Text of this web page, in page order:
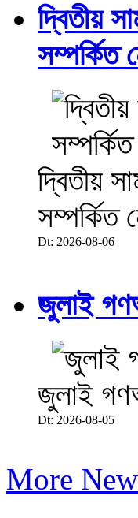
দ্বিতীয়
সম্পর্কিত
দ্বিতীয়
সম্পর্কিত
Dt: 2026-08-06
জুলাই
জুলাই
Dt: 2026-08-05
More